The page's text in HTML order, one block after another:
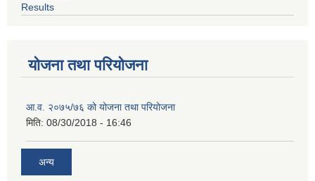
Results
योजना तथा परियोजना
आ.व. २०७५/७६ को योजना तथा परियोजना
मिति: 08/30/2018 - 16:46
अन्य